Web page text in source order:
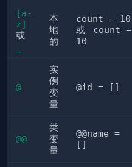
[a-
z]
或
本
地
的
count = 10
或
_count =
10
@
实
例
变
量
@id = []
@@
类
变
量
@@name =
[]